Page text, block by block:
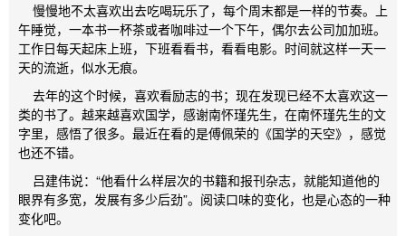
慢慢地不太喜欢出去吃喝玩乐了，每个周末都是一样的节奏。上
午睡觉，一本书一杯茶或者咖啡过一个下午，偶尔去公司加加班。
工作日每天起床上班，下班看看书，看看电影。时间就这样一天一
天的流逝，似水无痕。
去年的这个时候，喜欢看励志的书；现在发现已经不太喜欢这一
类的书了。越来越喜欢国学，感谢南怀瑾先生，在南怀瑾先生的文
字里，感悟了很多。最近在看的是傅佩荣的《国学的天空》，感觉
也还不错。
吕建伟说：“他看什么样层次的书籍和报刊杂志，就能知道他的
眼界有多宽，发展有多少后劲”。阅读口味的变化，也是心态的一种
变化吧。